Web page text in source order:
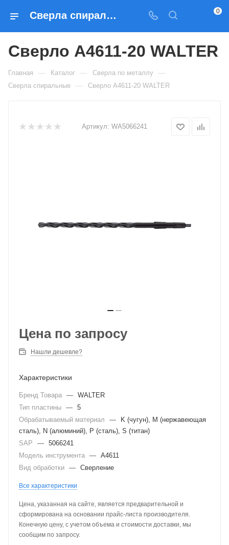
Сверла спиральные Сверло A4611-20 WALTER — купить по выгодным ценам в Москве 0
Сверло A4611-20 WALTER
Главная — Каталог — Сверла по металлу —
Сверла спиральные — Сверло A4611-20 WALTER
Артикул: WA5066241
Цена по запросу
Нашли дешевле?
Характеристики
Бренд Товара — WALTER
Тип пластины — 5
Обрабатываемый материал
—
K (чугун), M (нержавеющая
сталь), N (алюминий), P (сталь), S (титан)
SAP
— 5066241
Модель инструмента — A4611
Вид обработки — Сверление
Все характеристики
Цена, указанная на сайте, является предварительной и
сформирована на основании прайс-листа производителя.
Конечную цену, с учетом объема и стоимости доставки, мы
сообщим по запросу.